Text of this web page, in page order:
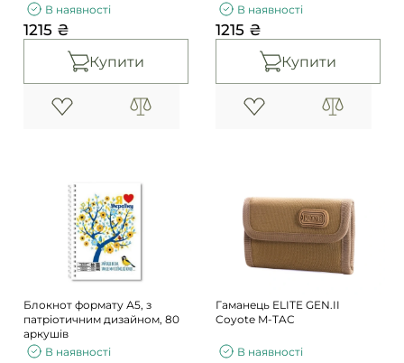
В наявності
1215 ₴
Купити
В наявності
1215 ₴
Купити
Блокнот формату А5, з
патріотичним дизайном, 80
аркушів
В наявності
Гаманець ELITE GEN.II
Coyote M-TAC
В наявності